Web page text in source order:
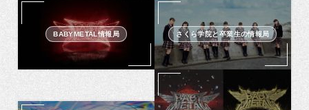
BABYMETAL情報局 さくら学院と卒業生の情報局